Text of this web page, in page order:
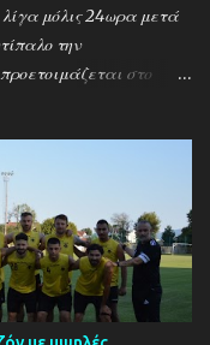
μόλις 24ωρα μετά
την
στο
σταρ του ΠΑΟΚ και
της Κ19 του ΠΑΟΚ ,
στη Σουρωτή,
έως τις 4 Αυγούστου.
η ομάδα θα δώσει
τοπική ομάδα και